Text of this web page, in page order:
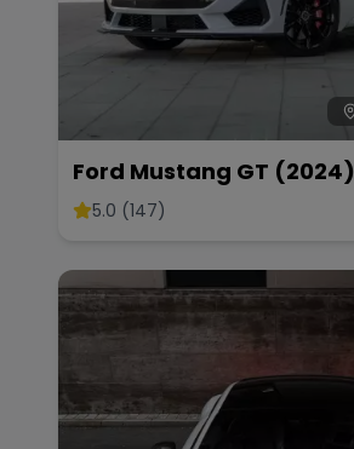
Ford Mustang GT (2024)
5.0 (147)